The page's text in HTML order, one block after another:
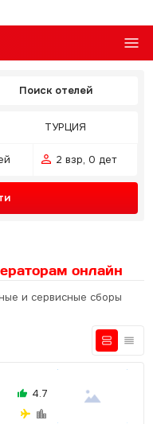
Поиск отелей
ТУРЦИЯ
2 взр, 0 дет
онлайн
и сервисные сборы
4.7